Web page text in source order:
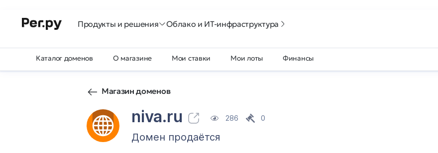
Продукты и решения Облако и ИТ-инфраструктура
Каталог доменов О магазине Мои ставки Мои лоты Финансы
Магазин доменов
niva.ru 286 0
Домен продаётся